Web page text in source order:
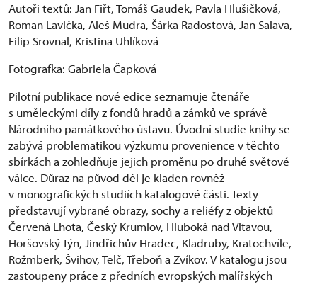
Autoři textů: Jan Fiřt, Tomáš Gaudek, Pavla Hlušičková,
Roman Lavička, Aleš Mudra, Šárka Radostová, Jan Salava,
Filip Srovnal, Kristina Uhlíková
Fotografka: Gabriela Čapková
Pilotní publikace nové edice seznamuje čtenáře
s uměleckými díly z fondů hradů a zámků ve správě
Národního památkového ústavu. Úvodní studie knihy se
zabývá problematikou výzkumu provenience v těchto
sbírkách a zohledňuje jejich proměnu po druhé světové
válce. Důraz na původ děl je kladen rovněž
v monografických studiích katalogové části. Texty
představují vybrané obrazy, sochy a reliéfy z objektů
Červená Lhota, Český Krumlov, Hluboká nad Vltavou,
Horšovský Týn, Jindřichův Hradec, Kladruby, Kratochvíle,
Rožmberk, Švihov, Telč, Třeboň a Zvíkov. V katalogu jsou
zastoupeny práce z předních evropských malířských